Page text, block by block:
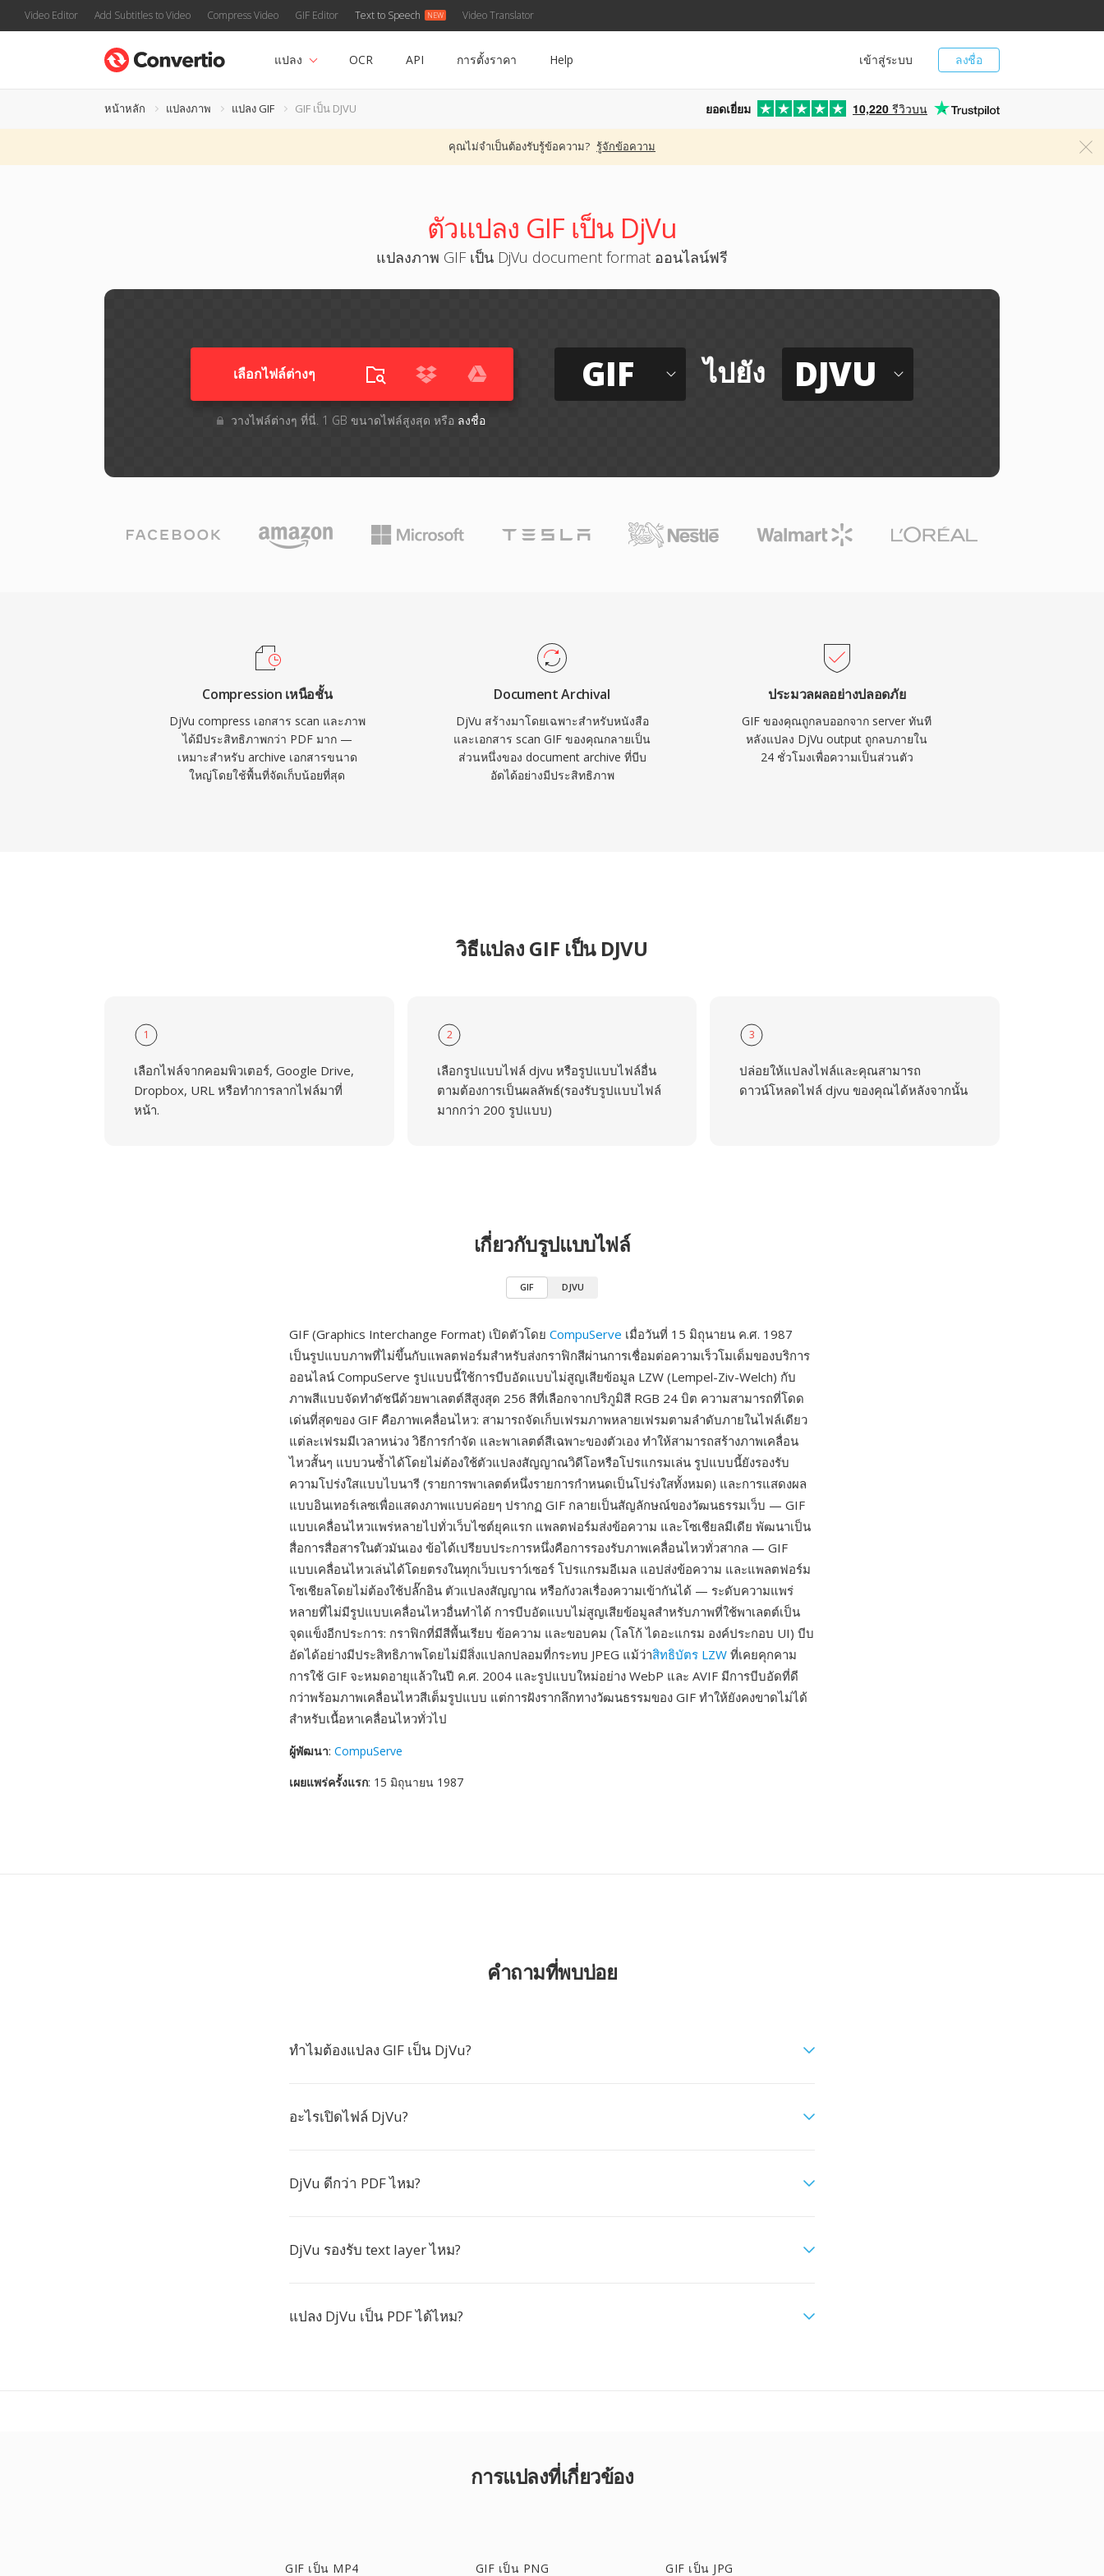
Video Editor Add Subtitles to Video Compress Video GIF Editor Text to Speech Video Translator
ลงชื่อ
เข้าสู่ระบบ
แปลง OCR API การตั้งราคา Help
หน้าหลัก แปลงภาพ แปลง GIF GIF เป็น DJVU ยอดเยี่ยม 10,220 รีวิวบน
คุณไม่จำเป็นต้องรับรู้ข้อความ? รู้จักข้อความ
ตัวแปลง GIF เป็น DjVu
แปลงภาพ GIF เป็น DjVu document format ออนไลน์ฟรี
เลือกไฟล์ต่างๆ​
วางไฟล์ต่างๆ​ ที่นี่. 1 GB ขนาดไฟล์สูงสุด หรือ ลงชื่อ
GIF ไปยัง DJVU
Compression เหนือชั้น
DjVu compress เอกสาร scan และภาพ
ได้มีประสิทธิภาพกว่า PDF มาก —
เหมาะสำหรับ archive เอกสารขนาด
ใหญ่โดยใช้พื้นที่จัดเก็บน้อยที่สุด
Document Archival
DjVu สร้างมาโดยเฉพาะสำหรับหนังสือ
และเอกสาร scan GIF ของคุณกลายเป็น
ส่วนหนึ่งของ document archive ที่บีบ
อัดได้อย่างมีประสิทธิภาพ
ประมวลผลอย่างปลอดภัย
GIF ของคุณถูกลบออกจาก server ทันที
หลังแปลง DjVu output ถูกลบภายใน
24 ชั่วโมงเพื่อความเป็นส่วนตัว
วิธีแปลง GIF เป็น DJVU
1
เลือกไฟล์จากคอมพิวเตอร์, Google Drive,
Dropbox, URL หรือทำการลากไฟล์มาที่
หน้า.
2
เลือกรูปแบบไฟล์ djvu หรือรูปแบบไฟล์อื่น
ตามต้องการเป็นผลลัพธ์(รองรับรูปแบบไฟล์
มากกว่า 200 รูปแบบ)
3
ปล่อยให้แปลงไฟล์และคุณสามารถ
ดาวน์โหลดไฟล์ djvu ของคุณได้หลังจากนั้น
เกี่ยวกับรูปแบบไฟล์
GIF DJVU
GIF (Graphics Interchange Format) เปิดตัวโดย CompuServe เมื่อวันที่ 15 มิถุนายน ค.ศ. 1987
เป็นรูปแบบภาพที่ไม่ขึ้นกับแพลตฟอร์มสำหรับส่งกราฟิกสีผ่านการเชื่อมต่อความเร็วโมเด็มของบริการ
ออนไลน์ CompuServe รูปแบบนี้ใช้การบีบอัดแบบไม่สูญเสียข้อมูล LZW (Lempel-Ziv-Welch) กับ
ภาพสีแบบจัดทำดัชนีด้วยพาเลตต์สีสูงสุด 256 สีที่เลือกจากปริภูมิสี RGB 24 บิต ความสามารถที่โดด
เด่นที่สุดของ GIF คือภาพเคลื่อนไหว: สามารถจัดเก็บเฟรมภาพหลายเฟรมตามลำดับภายในไฟล์เดียว
แต่ละเฟรมมีเวลาหน่วง วิธีการกำจัด และพาเลตต์สีเฉพาะของตัวเอง ทำให้สามารถสร้างภาพเคลื่อน
ไหวสั้นๆ แบบวนซ้ำได้โดยไม่ต้องใช้ตัวแปลงสัญญาณวิดีโอหรือโปรแกรมเล่น รูปแบบนี้ยังรองรับ
ความโปร่งใสแบบไบนารี (รายการพาเลตต์หนึ่งรายการกำหนดเป็นโปร่งใสทั้งหมด) และการแสดงผล
แบบอินเทอร์เลซเพื่อแสดงภาพแบบค่อยๆ ปรากฏ GIF กลายเป็นสัญลักษณ์ของวัฒนธรรมเว็บ — GIF
แบบเคลื่อนไหวแพร่หลายไปทั่วเว็บไซต์ยุคแรก แพลตฟอร์มส่งข้อความ และโซเชียลมีเดีย พัฒนาเป็น
สื่อการสื่อสารในตัวมันเอง ข้อได้เปรียบประการหนึ่งคือการรองรับภาพเคลื่อนไหวทั่วสากล — GIF
แบบเคลื่อนไหวเล่นได้โดยตรงในทุกเว็บเบราว์เซอร์ โปรแกรมอีเมล แอปส่งข้อความ และแพลตฟอร์ม
โซเชียลโดยไม่ต้องใช้ปลั๊กอิน ตัวแปลงสัญญาณ หรือกังวลเรื่องความเข้ากันได้ — ระดับความแพร่
หลายที่ไม่มีรูปแบบเคลื่อนไหวอื่นทำได้ การบีบอัดแบบไม่สูญเสียข้อมูลสำหรับภาพที่ใช้พาเลตต์เป็น
จุดแข็งอีกประการ: กราฟิกที่มีสีพื้นเรียบ ข้อความ และขอบคม (โลโก้ ไดอะแกรม องค์ประกอบ UI) บีบ
อัดได้อย่างมีประสิทธิภาพโดยไม่มีสิ่งแปลกปลอมที่กระทบ JPEG แม้ว่าสิทธิบัตร LZW ที่เคยคุกคาม
การใช้ GIF จะหมดอายุแล้วในปี ค.ศ. 2004 และรูปแบบใหม่อย่าง WebP และ AVIF มีการบีบอัดที่ดี
กว่าพร้อมภาพเคลื่อนไหวสีเต็มรูปแบบ แต่การฝังรากลึกทางวัฒนธรรมของ GIF ทำให้ยังคงขาดไม่ได้
สำหรับเนื้อหาเคลื่อนไหวทั่วไป
ผู้พัฒนา: CompuServe
เผยแพร่ครั้งแรก: 15 มิถุนายน 1987
คำถามที่พบบ่อย
ทำไมต้องแปลง GIF เป็น DjVu?
อะไรเปิดไฟล์ DjVu?
DjVu ดีกว่า PDF ไหม?
DjVu รองรับ text layer ไหม?
แปลง DjVu เป็น PDF ได้ไหม?
การแปลงที่เกี่ยวข้อง
GIF เป็น MP4 GIF เป็น PNG GIF เป็น JPG